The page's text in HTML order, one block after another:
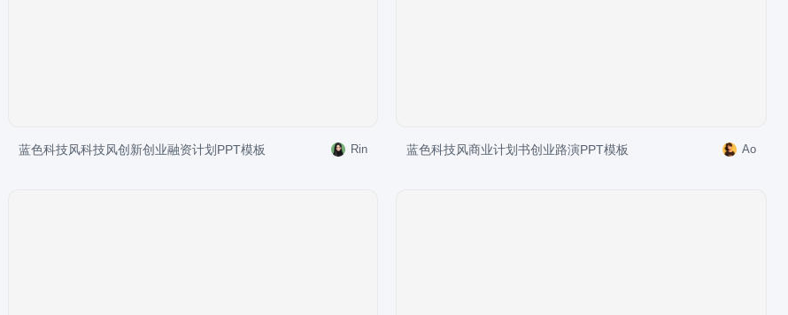
蓝色科技风科技风创新创业融资计划PPT模板 Rin 蓝色科技风商业计划书创业路演PPT模板 Ao